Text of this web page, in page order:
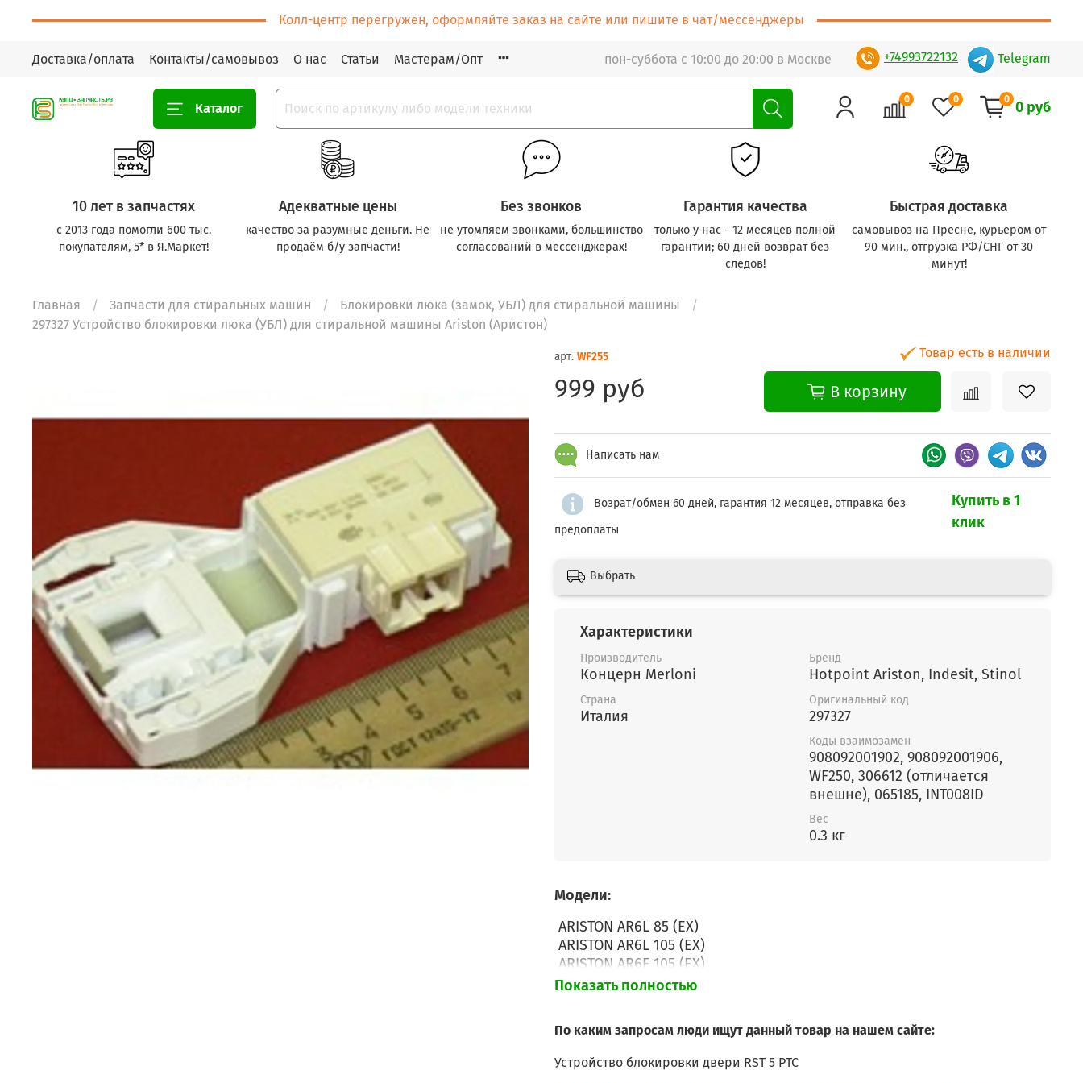
Колл-центр перегружен, оформляйте заказ на сайте или пишите в чат/мессенджеры
Доставка/оплата Контакты/самовывоз О нас Статьи Мастерам/Опт пон-суббота с 10:00 до 20:00 в Москве +74993722132 Telegram
Каталог
0 0 0 0 руб
10 лет в запчастях
с 2013 года помогли 600 тыс.
покупателям, 5* в Я.Маркет!
Адекватные цены
качество за разумные деньги. Не
продаём б/у запчасти!
Без звонков
не утомляем звонками, большинство
согласований в мессенджерах!
Гарантия качества
только у нас - 12 месяцев полной
гарантии; 60 дней возврат без
следов!
Быстрая доставка
самовывоз на Пресне, курьером от
90 мин., отгрузка РФ/СНГ от 30
минут!
Главная Запчасти для стиральных машин
Блокировки люка (замок, УБЛ) для стиральной машины
297327 Устройство блокировки люка (УБЛ) для стиральной машины Ariston (Аристон)
арт. WF255 Товар есть в наличии
999 руб В корзину
Написать нам
Возрат/обмен 60 дней, гарантия 12 месяцев, отправка без
предоплаты
Купить в 1
клик
Выбрать
Характеристики
Производитель
Концерн Merloni
Бренд
Hotpoint Ariston, Indesit, Stinol
Страна
Италия
Оригинальный код
297327
Коды взаимозамен
908092001902, 908092001906,
WF250, 306612 (отличается
внешне), 065185, INT008ID
Вес
0.3 кг
Модели:
ARISTON AR6L 85 (EX)
ARISTON AR6L 105 (EX)
ARISTON AR6F 105 (EX)
ARISTON ARF 105 (AUS)
ARISTON AR6L 85 EX.M
ARISTON AR6L 105 EX.M
ARISTON AR6F 105 EX.M
Показать полностью
По каким запросам люди ищут данный товар на нашем сайте:
Устройство блокировки двери RST 5 PTC